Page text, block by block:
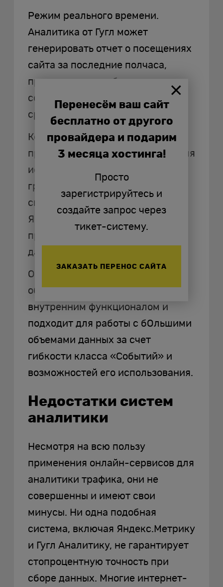
Режим реального времени.
Аналитика от Гугл может
генерировать отчет о посещениях
сайта за последние полчаса,
причем можно добавлять
собственные параметры для
сравнения.
Когортный анализ. Еще одно
преимущество — инструменты для
исследования аудитории по
группам, имеющим общие
свойства или признаки. В
Яндекс.Метрике для этого
придется работать с сырыми
данными, а не через интерфейс.
Отметим, что Google Analytics 4
обладает более широким
внутренним функционалом и
подходит для работы с бОльшими
объемами данных за счет
гибкости класса «Событий» и
возможностей его использования.
Недостатки систем
аналитики
Несмотря на всю пользу
применения онлайн-сервисов для
аналитики трафика, они не
совершенны и имеют свои
минусы. Ни одна подобная
система, включая Яндекс.Метрику
и Гугл Аналитику, не гарантирует
стопроцентную точность при
сборе данных. Многие интернет-
Перенесём ваш сайт
бесплатно от другого
провайдера и подарим
3 месяца хостинга!
Просто
зарегистрируйтесь и
создайте запрос через
тикет-систему.
ЗАКАЗАТЬ ПЕРЕНОС САЙТА